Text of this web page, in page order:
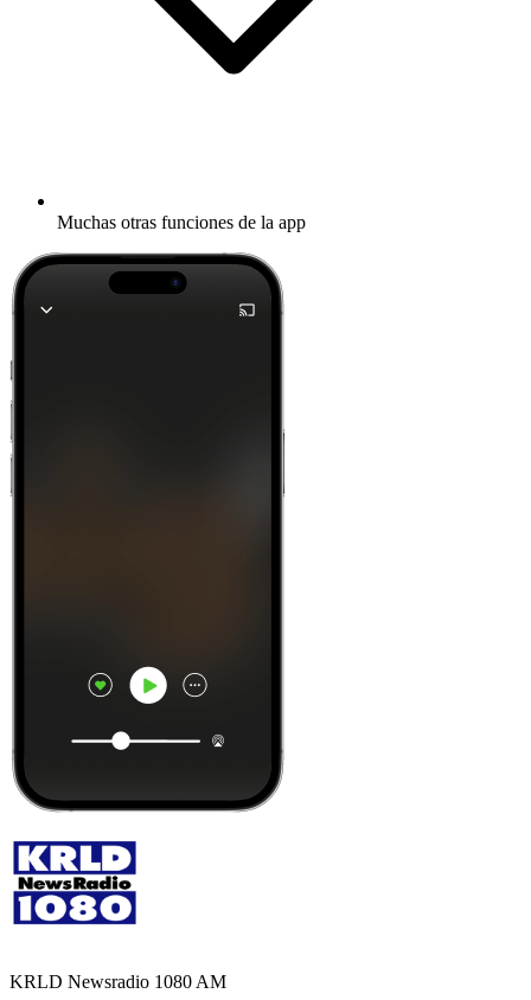
Muchas otras funciones de la app
KRLD Newsradio 1080 AM